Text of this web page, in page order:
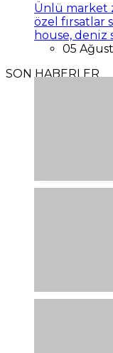
Ünlü market
özel fırsatlar
house, deniz
05
SON HABERLER